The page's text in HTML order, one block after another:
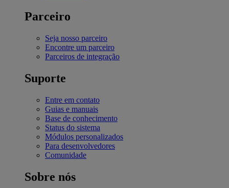
Parceiro
Seja nosso parceiro
Encontre um parceiro
Parceiros de integração
Suporte
Entre em contato
Guias e manuais
Base de conhecimento
Status do sistema
Módulos personalizados
Para desenvolvedores
Comunidade
Sobre nós